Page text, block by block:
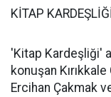
KİTAP
'Kitap Kardeşliği'
konuşan
Ercihan Çakmak